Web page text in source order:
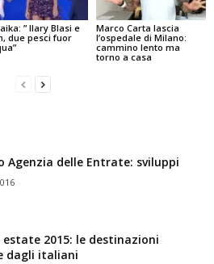
” Ilary Blasi e
due pesci fuor
Marco Carta lascia
l’ospedale di Milano:
cammino lento ma
torno a casa
Agenzia delle Entrate: sviluppi
estate 2015: le destinazioni
dagli italiani